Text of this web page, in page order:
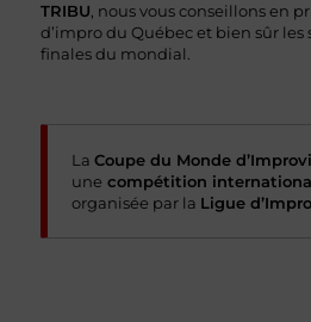
TRIBU , nous vous conseillons en
d’impro du Québec et bien sûr les
finales du mondial.
La Coupe du Monde
une compétition
organisée par la Ligue